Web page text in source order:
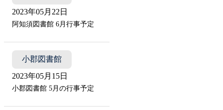
2023年05月22日
阿知須図書館 6月行事予定
小郡図書館
2023年05月15日
小郡図書館 5月の行事予定